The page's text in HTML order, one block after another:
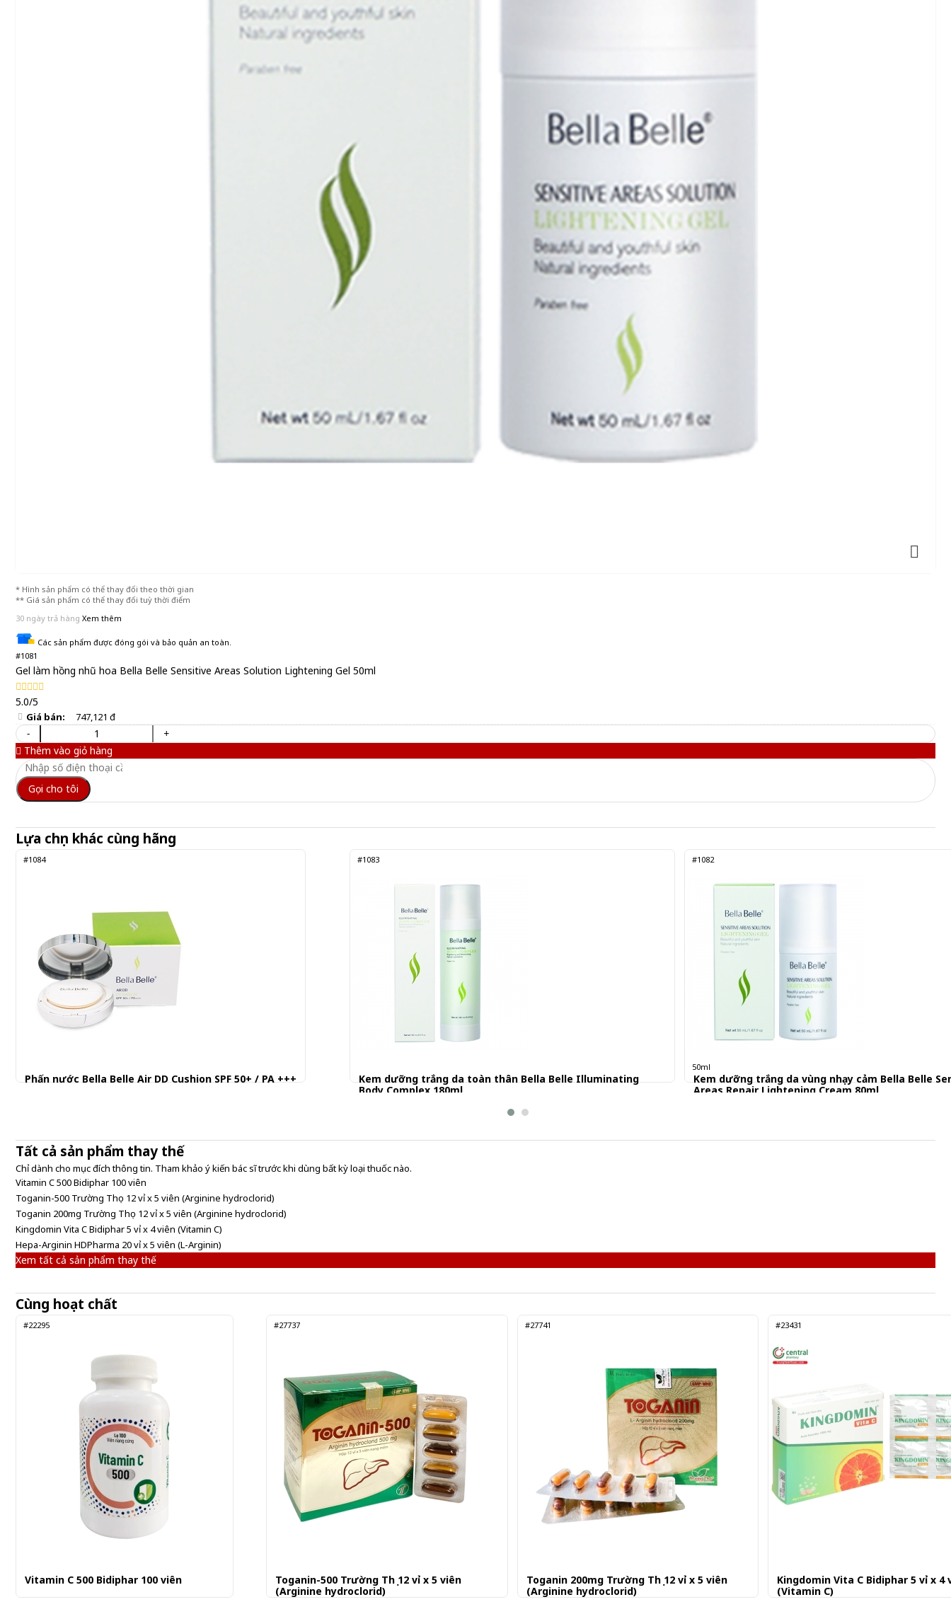
* Hình sản phẩm có thể thay đổi theo thời gian
** Giá sản phẩm có thể thay đổi tuỳ thời điểm
30 ngày trả hàng Xem thêm
Các sản phẩm được đóng gói và bảo quản an toàn.
#1081
Gel làm hồng nhũ hoa Bella Belle Sensitive Areas Solution Lightening Gel 50ml
5.0/5
Giá bán: 747,121 đ
-
+
Thêm vào giỏ hàng
Gọi cho tôi
Lựa chọn khác cùng hãng
#1084
Phấn nước Bella Belle Air DD Cushion SPF 50+ / PA +++
#1083
Kem dưỡng trắng da toàn thân Bella Belle Illuminating
Body Complex 180ml
#1082
50ml
Kem dưỡng trắng da vùng nhạy cảm Bella Belle
Areas Repair Lightening Cream 80ml
Tất cả sản phẩm thay thế
Chỉ dành cho mục đích thông tin. Tham khảo ý kiến bác sĩ trước khi dùng bất kỳ loại thuốc nào.
Vitamin C 500 Bidiphar 100 viên
Toganin-500 Trường Thọ 12 vỉ x 5 viên (Arginine hydroclorid)
Toganin 200mg Trường Thọ 12 vỉ x 5 viên (Arginine hydroclorid)
Kingdomin Vita C Bidiphar 5 vỉ x 4 viên (Vitamin C)
Hepa-Arginin HDPharma 20 vỉ x 5 viên (L-Arginin)
Xem tất cả sản phẩm thay thế
Cùng hoạt chất
#22295
Vitamin C 500 Bidiphar 100 viên
#27737
Toganin-500 Trường Thọ 12 vỉ x 5 viên
(Arginine hydroclorid)
#27741
Toganin 200mg Trường Thọ 12 vỉ x 5 viên
(Arginine hydroclorid)
#23431
Kingdomin Vita C Bidiphar 5 vỉ x 4
(Vitamin C)